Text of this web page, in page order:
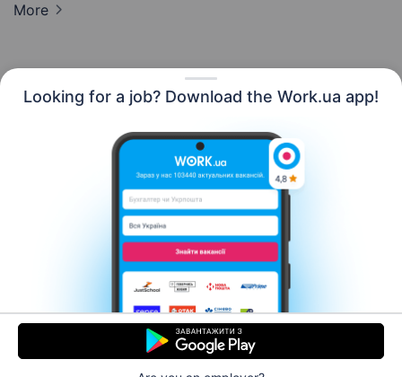
Looking for a job? Download the Work.ua app!
More
Contact us About us
Сareer
Help Terms of use